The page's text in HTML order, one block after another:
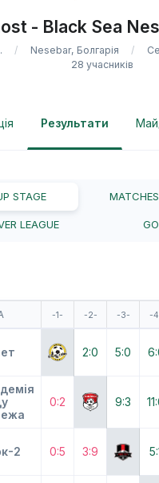
- Black Sea
Nesebar, Болгарія
28 учасників
Результати
STAGE
LEAGUE
-1- -2- -3- -
2:0 5:0
0:2 9:3
2 0:5 3:9